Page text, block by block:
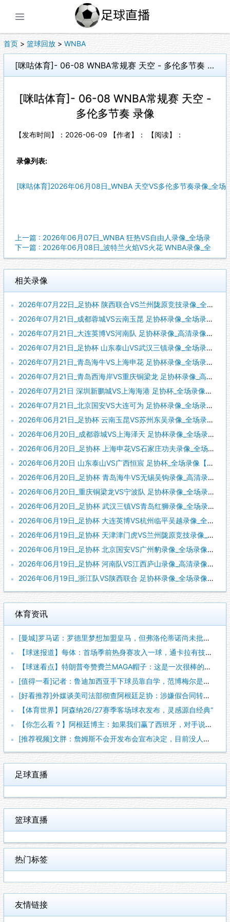
首页 > 篮球回放 > WNBA
[咪咕体育]- 06-08 WNBA常规赛 天空 - 多伦多节奏 录像
[咪咕体育]- 06-08 WNBA常规赛 天空 -
多伦多节奏 录像
【发布时间】：2026-06-09 【作者】： 【阅读】：
录像列表:
[咪咕体育]2026年06月08日_WNBA 天空VS多伦多节奏录像_全场
上一篇 : 2026年06月07日_WNBA 狂热VS自由人录像_全场录
下一篇 : 2026年06月08日_波特兰火焰VS火花 WNBA录像_全
相关录像
2026年07月22日_足协杯 陕西联合VS兰州陇原竞技录像_全场录像【高清回放】
2026年07月21日_成都蓉城VS云南玉昆 足协杯录像_全场录像【视频集锦】
2026年07月21日_大连英博VS河南队 足协杯录像_高清录像【全场回放】
2026年07月21日_足协杯 山东泰山VS武汉三镇录像_全场录像【全场回放】
2026年07月21日_青岛海牛VS上海申花 足协杯录像_全场录像【全场回放】
2026年07月21日_青岛西海岸VS重庆铜梁龙 足协杯录像_高清录像【全场回放】
2026年07月21日 深圳新鹏城VS上海海港 足协杯_全场录像【视频集锦】
2026年07月21日_北京国安VS大连可为 足协杯录像_全场录像【高清回放】
2026年06月21日_足协杯 云南玉昆VS苏州东吴录像_全场录像【视频集锦】
2026年06月20日_成都蓉城VS上海泽天 足协杯录像_全场录像【全场回放】
2026年06月20日_足协杯 上海申花VS石家庄功夫录像_全场录像【全场回放】
2026年06月20日 山东泰山VS广西恒宸 足协杯_全场录像【全场回放】
2026年06月20日_足协杯 青岛海牛VS无锡吴钩录像_高清录像【全场回放】
2026年06月20日_重庆铜梁龙VS宁波队 足协杯录像_全场录像【高清回放】
2026年06月20日_足协杯 武汉三镇VS青岛红狮录像_全场录像【高清回放】
2026年06月19日_足协杯 大连英博VS杭州临平吴越录像_全场录像【视频集锦】
2026年06月19日_足协杯 天津津门虎VS兰州陇原竞技录像_高清录像【全场回放】
2026年06月19日_足协杯 北京国安VS广州豹录像_全场录像【视频集锦】
2026年06月19日_足协杯 河南队VS江西庐山录像_高清录像【全场回放】
2026年06月19日_浙江队VS陕西联合 足协杯录像_全场录像【视频集锦】
体育资讯
[曼城]罗马诺：罗德里梦想加盟皇马，但弗洛伦蒂诺尚未批准引进
【球迷报道】每体：首场季前热身赛攻入一球，通卡拉有技术有身体
【球迷看点】特朗普夸赞费兰MAGA帽子：这是一次很棒的致敬，
[值得一看]记者：鲁迪加西亚手下球员靠自学，范博梅尔是更年轻
[好看推荐]外媒谈美司法部彻查阿根廷足协：涉嫌假合同转移资金
【体育世界】阿森纳26/27赛季客场球衣发布，灵感源自经典“
【你怎么看？】阿根廷博主：如果我们赢了西班牙，对手说故意放水
[推荐视频]文胖：詹姆斯不会开发布会宣布决定，目前没人知道他
足球直播
篮球直播
热门标签
友情链接